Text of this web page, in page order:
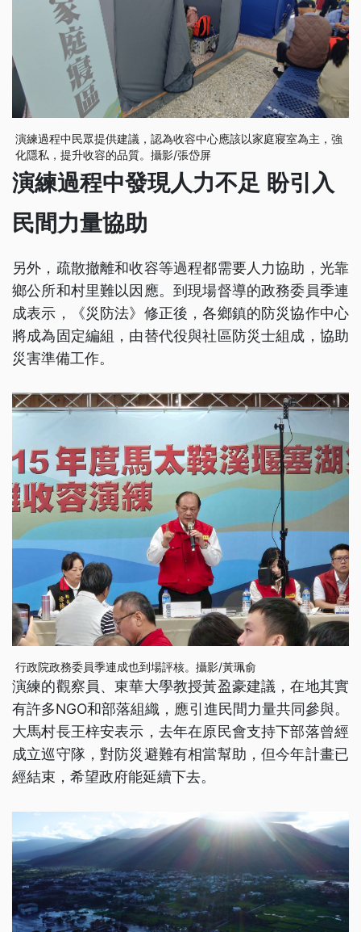
演練過程中民眾提供建議，認為收容中心應該以家庭寢室為主，強
化隱私，提升收容的品質。攝影/張岱屏
演練過程中發現人力不足 盼引入
民間力量協助
另外，疏散撤離和收容等過程都需要人力協助，光靠
鄉公所和村里難以因應。到現場督導的政務委員季連
成表示，《災防法》修正後，各鄉鎮的防災協作中心
將成為固定編組，由替代役與社區防災士組成，協助
災害準備工作。
行政院政務委員季連成也到場評核。攝影/黃珮俞
演練的觀察員、東華大學教授黃盈豪建議，在地其實
有許多NGO和部落組織，應引進民間力量共同參與。
大馬村長王梓安表示，去年在原民會支持下部落曾經
成立巡守隊，對防災避難有相當幫助，但今年計畫已
經結束，希望政府能延續下去。